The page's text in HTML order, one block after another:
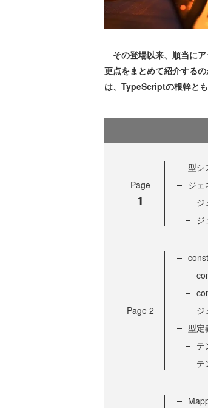
その登場以来、順当に
更点をまとめて紹介する
は、TypeScriptの根幹と
Page
1
型シ
ジェ
ジ
ジ
Page 2
ジ
型定
テ
テ